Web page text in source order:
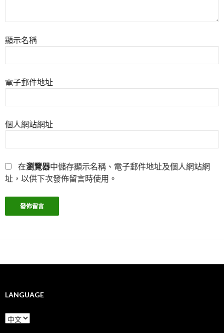
顯示名稱
電子郵件地址
個人網站網址
在瀏覽器中儲存顯示名稱、電子郵件地址及個人網站網
址，以供下次發佈留言時使用。
LANGUAGE
Language